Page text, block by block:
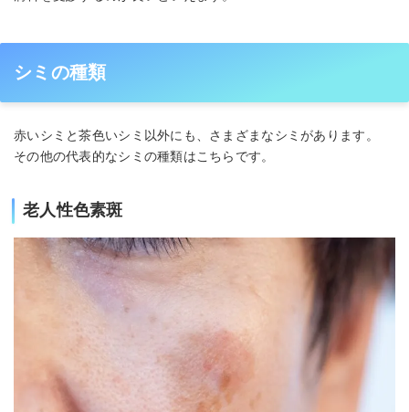
シミの種類
赤いシミと茶色いシミ以外にも、さまざまなシミがあります。
その他の代表的なシミの種類はこちらです。
老人性色素斑